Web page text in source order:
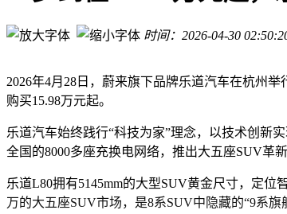
时间：2026-04-30
2026年4月28日，蔚来旗下品牌乐道汽车在杭州
购买15.98万元起。
乐道汽车始终践行“科技为家”理念，以技术创新
全国的8000多座充换电网络，推出大五座SUV革
乐道L80拥有5145mm的大型SUV黄金尺寸，定
万的大五座SUV市场，是8系SUV中隐藏的“9系旗